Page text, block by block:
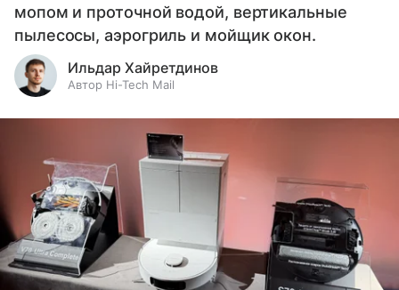
мопом и проточной водой, вертикальные
пылесосы, аэрогриль и мойщик окон.
Ильдар Хайретдинов
Автор Hi-Tech Mail